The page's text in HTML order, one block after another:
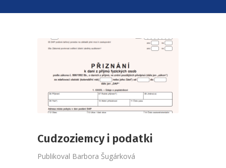
Cudzoziemcy i podatki
Publikoval Barbora Šugárková